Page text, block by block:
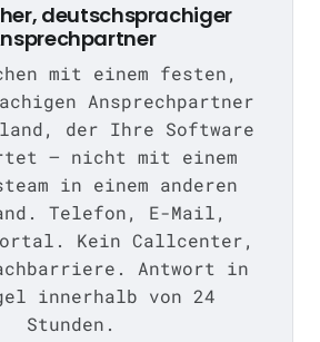
deutschsprachiger
mit einem festen,
Ansprechpartner
der Ihre Software
— nicht mit einem
in einem anderen
Telefon, E-Mail,
Kein Callcenter,
Antwort in
innerhalb von 24
Stunden.